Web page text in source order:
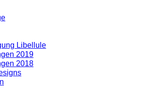
Libellule
2019
2018